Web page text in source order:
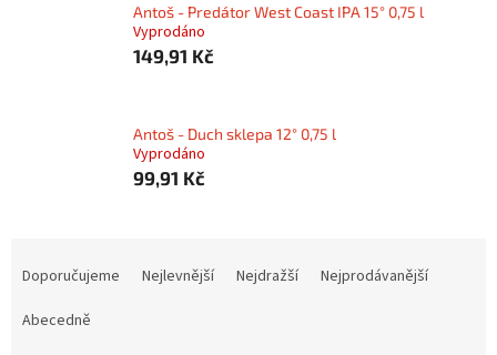
Antoš - Predátor West Coast IPA 15° 0,75 l
Vyprodáno
149,91 Kč
Antoš - Duch sklepa 12° 0,75 l
Vyprodáno
99,91 Kč
Doporučujeme Nejlevnější Nejdražší
Nejprodávanější
Abecedně